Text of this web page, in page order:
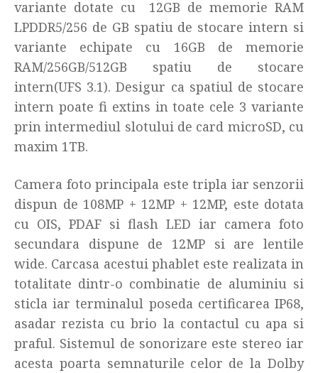
variante dotate cu 12GB de memorie RAM
LPDDR5/256 de GB spatiu de stocare intern si
variante echipate cu 16GB de memorie
RAM/256GB/512GB spatiu de stocare
intern(UFS 3.1). Desigur ca spatiul de stocare
intern poate fi extins in toate cele 3 variante
prin intermediul slotului de card microSD, cu
maxim 1TB.
Camera foto principala este tripla iar senzorii
dispun de 108MP + 12MP + 12MP, este dotata
cu OIS, PDAF si flash LED iar camera foto
secundara dispune de 12MP si are lentile
wide. Carcasa acestui phablet este realizata in
totalitate dintr-o combinatie de aluminiu si
sticla iar terminalul poseda certificarea IP68,
asadar rezista cu brio la contactul cu apa si
praful. Sistemul de sonorizare este stereo iar
acesta poarta semnaturile celor de la Dolby